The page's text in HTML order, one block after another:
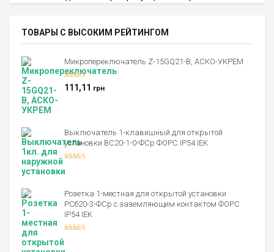
ТОВАРЫ С ВЫСОКИМ РЕЙТИНГОМ
Микропереключатель Z-15GQ21-B, АСКО-УКРЕМ
Оценка5.00
из 5
111,11 грн
Выключатель 1-клавишный для открытой
установки ВС20-1-0-ФСр ФОРС IP54 IEK
4.00
Розетка 1-местная для открытой установки
РСб20-3-ФСр с заземляющим контактом ФОРС
IP54 IEK